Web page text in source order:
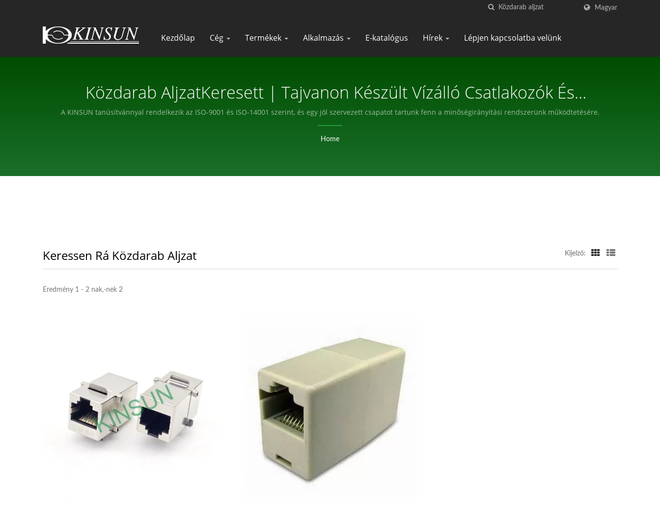
Magyar
Kezdőlap Cég Termékek Alkalmazás E-katalógus Hírek Lépjen kapcsolatba velünk
Közdarab AljzatKeresett | Tajvanon Készült Vízálló Csatlakozók És
Moduláris Aljzatok Gyártója | KINSUN
A KINSUN tanúsítvánnyal rendelkezik az ISO-9001 és ISO-14001 szerint, és egy jól szervezett csapatot tartunk fenn a minőségirányítási rendszerünk működtetésére.
Home
Keressen Rá Közdarab Aljzat Kijelző:
Eredmény 1 - 2 nak,-nek 2